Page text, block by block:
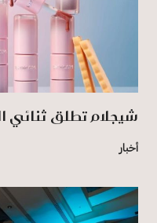
شيجلام تطلق ثنائي
أخبار